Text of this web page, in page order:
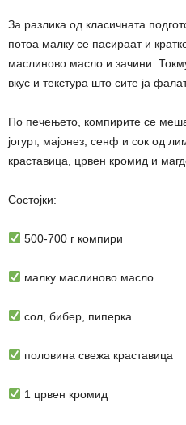
За разлика од класичната
потоа малку се пасираат и
маслиново масло и зачини.
вкус и текстура што сите ја
По печењето, компирите се
јогурт, мајонез, сенф и сок од
краставица, црвен кромид и
Состојки:
500-700 г компири
малку маслиново масло
сол, бибер, пиперка
половина свежа краставица
1 црвен кромид